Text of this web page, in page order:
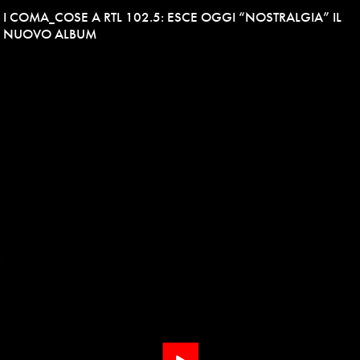
I COMA_COSE A RTL 102.5: ESCE OGGI “NOSTRALGIA” IL
NUOVO ALBUM
Play